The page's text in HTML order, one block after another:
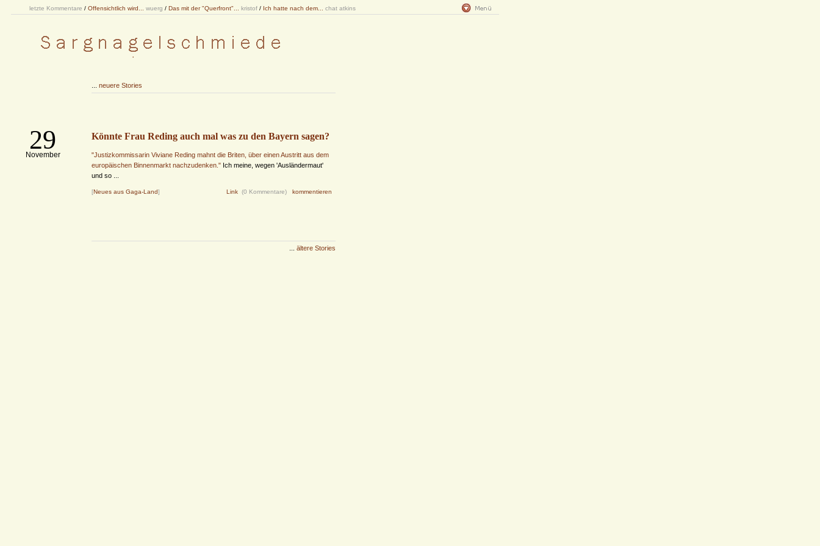
letzte Kommentare / Offensichtlich wird... wuerg / Das mit der "Querfront"... kristof / Ich hatte nach dem... chat atkins
neuere Stories
29
November
Könnte Frau Reding auch mal was zu den Bayern sagen?
"Justizkommissarin Viviane Reding mahnt die Briten, über einen Austritt aus dem
europäischen Binnenmarkt nachzudenken." Ich meine, wegen 'Ausländermaut'
und so ...
[Neues aus Gaga-Land] Link (0 Kommentare) kommentieren
ältere Stories